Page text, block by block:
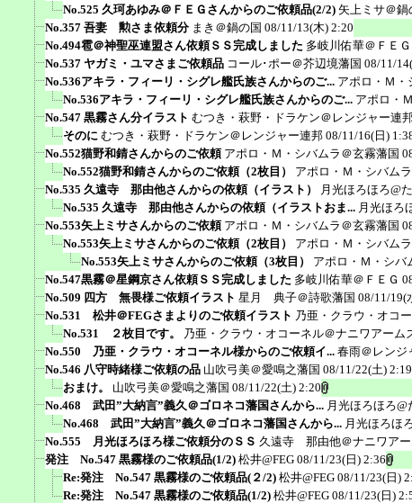
No.525 久珂あゆみ＠ＦＥＧさんからのご依頼品(2/2) 矢上ミサ＠鍋
No.357 吾妻 勲さま依頼分 まき＠鍋の国 08/11/13(木) 2:20
No.494雹＠神聖巫連盟さん依頼ＳＳ完成しました 多岐川佑華＠ＦＥＧ
No.537 ヤガミ・ユマさまご依頼品 コール･ポー＠芥辺境藩国 08/11/
No.536アキラ・フィーリ・シグレ艦氏族さんからのご... アポロ・Ｍ・
No.536アキラ・フィーリ・シグレ艦氏族さんからのご... アポロ・
No.547 黒霧さん分イラスト むつき・萩野・ドラケン＠レンジャー連
そのに むつき・萩野・ドラケン＠レンジャー連邦 08/11/16(日)
No.552猫野和錆さんからのご依頼 アポロ・Ｍ・シバムラ＠玄霧藩国
No.552猫野和錆さんからのご依頼（2枚目）
アポロ・Ｍ・シバム
No.535 久遠寺 那由他さんからの依頼（イラスト）
月光ほろほろ@
No.535 久遠寺 那由他さんからの依頼（イラストおま... 月光ほろ
No.553矢上ミサさんからのご依頼 アポロ・Ｍ・シバムラ＠玄霧藩国
No.553矢上ミサさんからのご依頼（2枚目）
アポロ・Ｍ・シバム
No.553矢上ミサさんからのご依頼（3枚目）
アポロ・Ｍ・シバ
No.547黒霧＠星鋼京さん依頼ＳＳ完成しました 多岐川佑華＠ＦＥＧ
No.509 四方 無畏様ご依頼イラスト 星月 典子＠詩歌藩国 08/11/19(
No.531 松井＠FEGさまよりのご依頼イラスト 乃亜・クラウ・オコ
No.531 ２枚目です。
乃亜・クラウ・オコーネル＠ナニワアーム
No.550 乃亜・クラウ・オコーネル様からのご依頼イ... 春雨＠レンジ
No.546 八守時緒様ご依頼の品 山吹弓美＠愛鳴之藩国 08/11/22(土) 2:19
おまけ。
山吹弓美＠愛鳴之藩国 08/11/22(土) 2:20
No.468 武田”大納言”義久＠ゴロネコ藩国さんから... 月光ほろほろ@
No.468 武田”大納言”義久＠ゴロネコ藩国さんから... 月光ほろほ
No.555 月光ほろほろ様ご依頼分のＳＳ 久遠寺 那由他＠ナニワアー
発注 No.547 黒霧様のご依頼品(1/2) 松井@FEG 08/11/23(日) 2:36
Re:発注 No.547 黒霧様のご依頼品(２/2) 松井@FEG 08/11/23(日)
Re:発注 No.547 黒霧様のご依頼品(1/2) 松井@FEG 08/11/23(日)